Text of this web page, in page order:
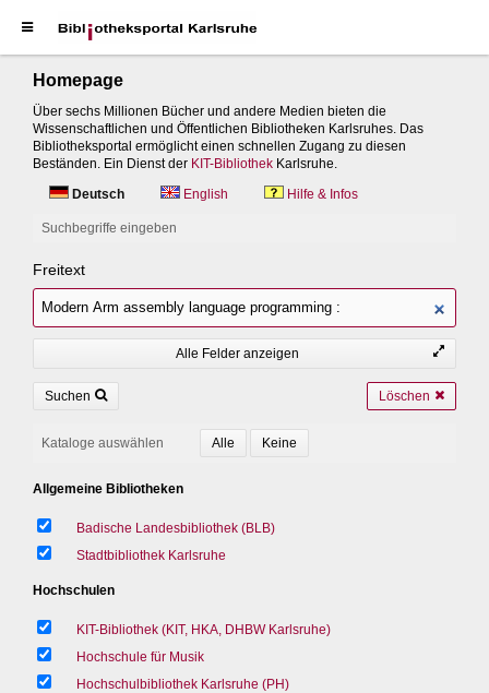
Homepage
Über sechs Millionen Bücher und andere Medien bieten die
Wissenschaftlichen und Öffentlichen Bibliotheken Karlsruhes. Das
Bibliotheksportal ermöglicht einen schnellen Zugang zu diesen
Beständen. Ein Dienst der KIT-Bibliothek Karlsruhe.
Deutsch
English Hilfe & Infos
Suchbegriffe eingeben
Freitext
Alle Felder anzeigen
Suchen Löschen
Kataloge auswählen
Allgemeine Bibliotheken
Badische Landesbibliothek (BLB)
Stadtbibliothek Karlsruhe
Hochschulen
KIT-Bibliothek (KIT, HKA, DHBW Karlsruhe)
Hochschule für Musik
Hochschulbibliothek Karlsruhe (PH)